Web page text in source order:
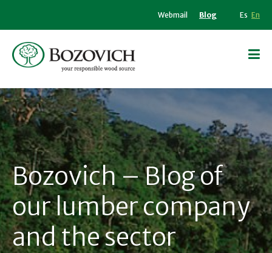
Webmail Blog Es En
Bozovich – Blog of
our lumber company
and the sector